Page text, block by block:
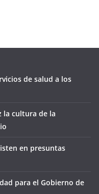
de salud a los
la cultura de la
en presuntas
para el Gobierno de